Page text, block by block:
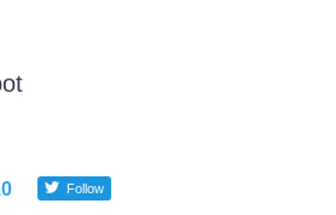
Follow